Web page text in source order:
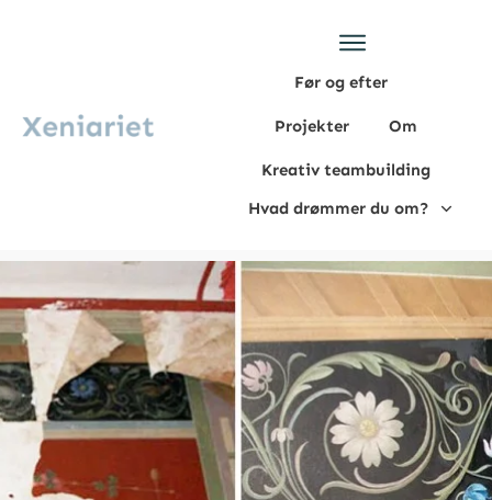
Før og efter
Projekter Om
Kreativ teambuilding
Hvad drømmer du om?